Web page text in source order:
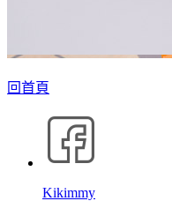
回首頁
Kikimmy